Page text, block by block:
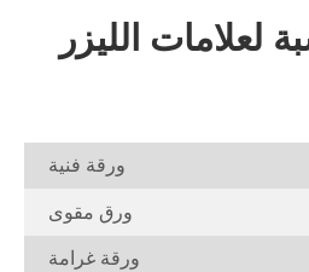
لعلامات الليزر
ورقة فنية
ورق مقوى
ورقة غرامة